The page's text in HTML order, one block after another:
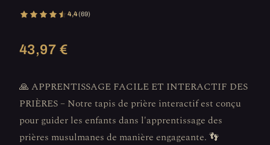
4,4(69)
43,97 €
🙏 APPRENTISSAGE FACILE ET INTERACTIF DES
PRIÈRES – Notre tapis de prière interactif est conçu
pour guider les enfants dans l'apprentissage des
prières musulmanes de manière engageante. 👣